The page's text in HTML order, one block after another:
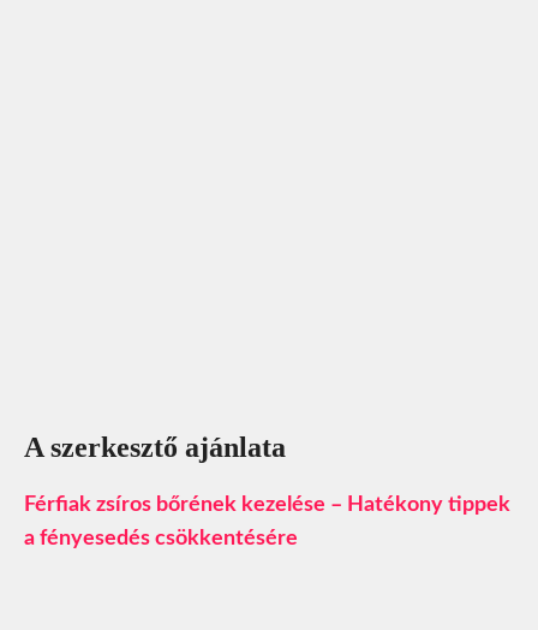
A szerkesztő ajánlata
Férfiak zsíros bőrének kezelése – Hatékony tippek
a fényesedés csökkentésére